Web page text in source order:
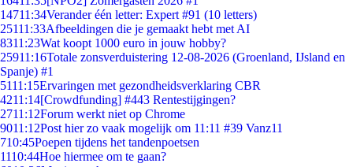
14711:34Verander één letter: Expert #91 (10 letters)
25111:33Afbeeldingen die je gemaakt hebt met AI
8311:23Wat koopt 1000 euro in jouw hobby?
25911:16Totale zonsverduistering 12-08-2026 (Groenland, IJsland en
Spanje) #1
5111:15Ervaringen met gezondheidsverklaring CBR
4211:14[Crowdfunding] #443 Rentestijgingen?
2711:12Forum werkt niet op Chrome
9011:12Post hier zo vaak mogelijk om 11:11 #39 Vanz11
710:45Poepen tijdens het tandenpoetsen
1110:44Hoe hiermee om te gaan?